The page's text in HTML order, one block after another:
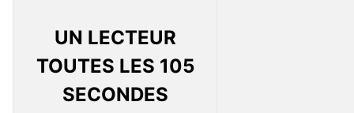
UN LECTEUR
TOUTES LES 105
SECONDES